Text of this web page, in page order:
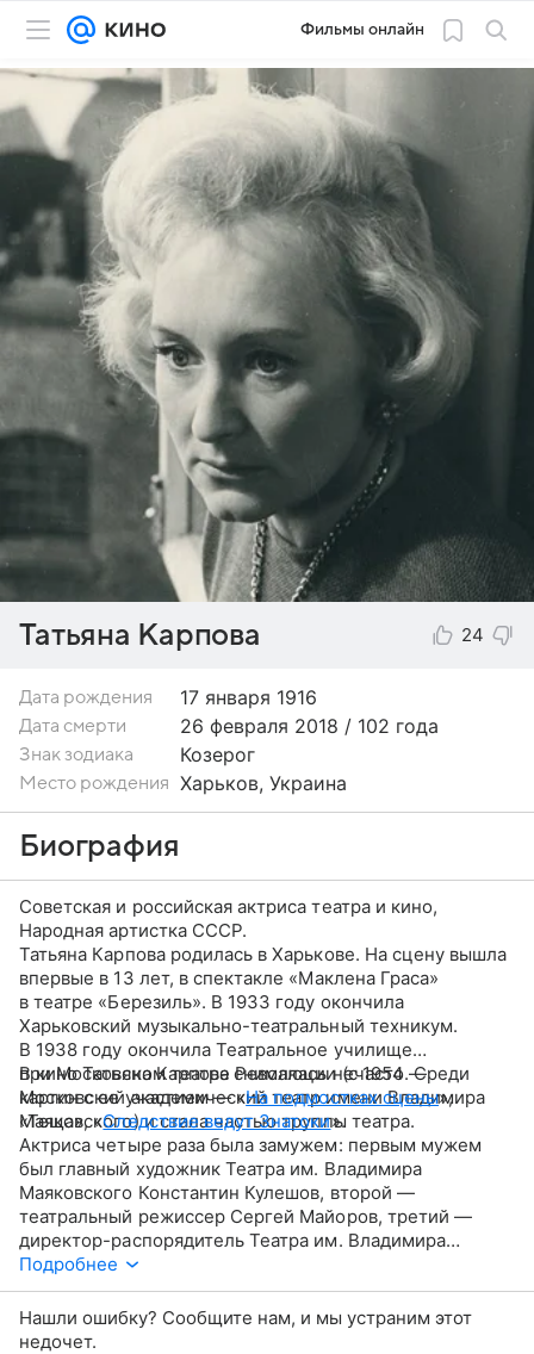
Фильмы онлайн
Татьяна Карпова 24
Дата рождения 17 января 1916
Дата смерти 26 февраля 2018 / 102 года
Знак зодиака Козерог
Место рождения Харьков, Украина
Биография
Советская и российская актриса театра и кино,
Народная артистка СССР.
Татьяна Карпова родилась в Харькове. На сцену вышла
впервые в 13 лет, в спектакле «Маклена Граса»
в театре «Березиль». В 1933 году окончила
Харьковский музыкально-театральный техникум.
В 1938 году окончила Театральное училище
при Московском театре Революции (с 1954 —
Московский академический театр имени Владимира
Маяковского) и стала частью труппы театра.
В кино Татьяна Карпова снималась нечасто. Среди
картин с ее участием — «На подмостках сцены»,
«Теща», «Следствие ведут Знатоки».
Актриса четыре раза была замужем: первым мужем
был главный художник Театра им. Владимира
Маяковского Константин Кулешов, второй —
театральный режиссер Сергей Майоров, третий —
директор-распорядитель Театра им. Владимира
Маяковского Дмитрий Долгопольский, четвертый
муж — инженер Евгений Александрович. Детей
у Татьяны Карповой не было. Большую часть жизни она
прожила в Москве и скончалась на 103-м году жизни.
Подробнее
Нашли ошибку? Сообщите нам, и мы устраним этот
недочет.